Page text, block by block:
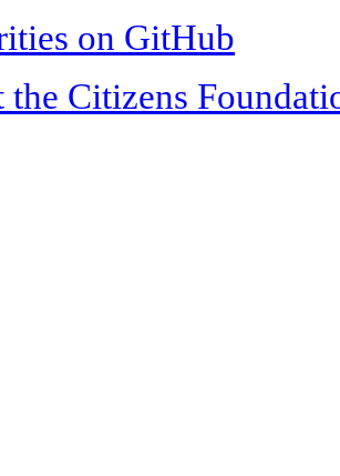
on GitHub
the Citizens